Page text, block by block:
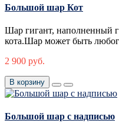
Большой шар Кот
Шар гигант, наполненный
кота.Шар может быть
2 900 руб.
В корзину
Большой шар с надписью